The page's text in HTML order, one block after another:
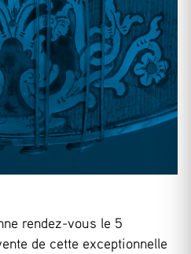
rendez-vous le 5
de cette exceptionnelle